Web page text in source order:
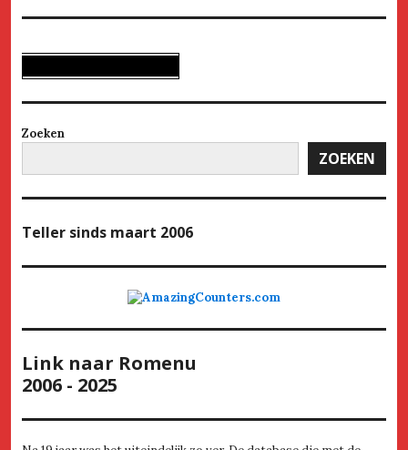
Zoeken
ZOEKEN
Teller sinds maart 2006
Link naar Romenu
2006 - 2025